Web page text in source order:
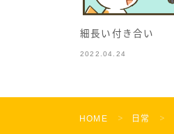
細長い付き合い
2022.04.24
HOME ＞ 日常 ＞